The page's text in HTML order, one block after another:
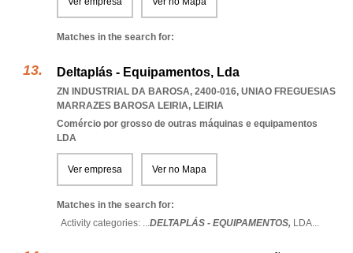
Matches in the search for:
Deltaplás - Equipamentos, Lda
ZN INDUSTRIAL DA BAROSA, 2400-016, UNIAO FREGUESIAS
MARRAZES BAROSA LEIRIA, LEIRIA
Comércio por grosso de outras máquinas e equipamentos
LDA
Ver empresa Ver no Mapa
Matches in the search for:
Activity categories: ...DELTAPLÁS - EQUIPAMENTOS, LDA...